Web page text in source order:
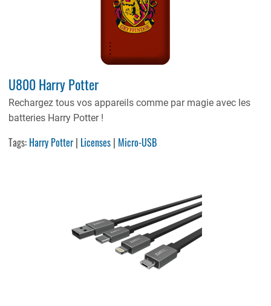
U800 Harry Potter
Rechargez tous vos appareils comme par magie avec les
batteries Harry Potter !
Tags: Harry Potter | Licenses | Micro-USB